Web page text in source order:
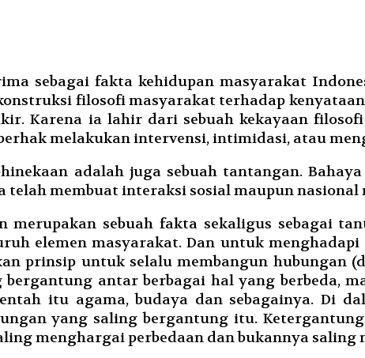
sebagai fakta kehidupan masyarakat
filosofi masyarakat terhadap
Karena ia lahir dari sebuah kekayaan
melakukan intervensi, intimidasi, atau
adalah juga sebuah tantangan.
telah membuat interaksi sosial maupun
merupakan sebuah fakta sekaligus sebagai
elemen masyarakat. Dan untuk
prinsip untuk selalu membangun hubungan
antar berbagai hal yang berbeda,
itu agama, budaya dan sebagainya. Di
yang saling bergantung itu.
menghargai perbedaan dan bukannya saling